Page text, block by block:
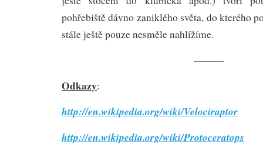
pohřebiště dávno zaniklého světa, do kterého
stále ještě pouze nesměle nahlížíme.
———
Odkazy:
http://en.wikipedia.org/wiki/Velociraptor
http://en.wikipedia.org/wiki/Protoceratops